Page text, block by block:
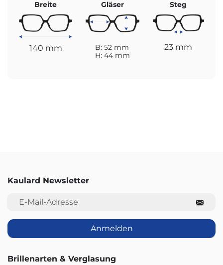
Breite
140 mm
Gläser
B: 52 mm
H: 44 mm
Steg
23 mm
Kaulard Newsletter
E-Mail-Adresse
Anmelden
Brillenarten & Verglasung